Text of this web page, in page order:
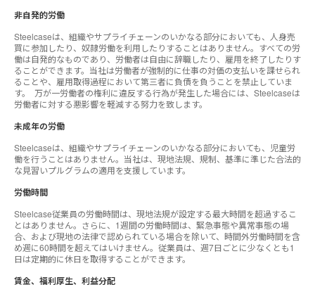
非自発的労働
Steelcaseは、組織やサプライチェーンのいかなる部分においても、人身売
買に参加したり、奴隷労働を利用したりすることはありません。すべての労
働は自発的なものであり、労働者は自由に辞職したり、雇用を終了したりす
ることができます。当社は労働者が強制的に仕事の対価の支払いを課せられ
ることや、雇用取得過程において第三者に負債を負うことを禁止していま
す。 万が一労働者の権利に違反する行為が発生した場合には、Steelcaseは
労働者に対する悪影響を軽減する努力を致します。
未成年の労働
Steelcaseは、組織やサプライチェーンのいかなる部分においても、児童労
働を行うことはありません。当社は、現地法規、規制、基準に準じた合法的
な見習いプルグラムの適用を支援しています。
労働時間
Steelcase従業員の労働時間は、現地法規が設定する最大時間を超過するこ
とはありません。さらに、1週間の労働時間は、緊急事態や異常事態の場
合、および現地の法律で認められている場合を除いて、時間外労働時間を含
め週に60時間を超えてはいけません。従業員は、週7日ごとに少なくとも1
日は定期的に休日を取得することができます。
賃金、福利厚生、利益分配